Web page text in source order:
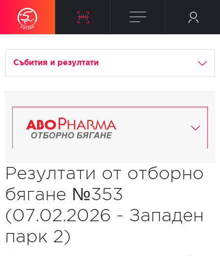
Събития и резултати
Резултати от отборно
бягане №353
(07.02.2026 - Западен
парк 2)